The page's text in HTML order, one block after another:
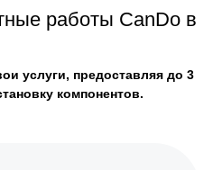
работы CanDo в
услуги, предоставляя до 3
компонентов.